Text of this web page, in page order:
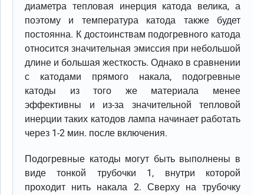
диаметра тепловая инерция катода велика, а
поэтому и температура катода также будет
постоянна. К достоинствам подогревного катода
относится значительная эмиссия при небольшой
длине и большая жесткость. Однако в сравнении
с катодами прямого накала, подогревные
катоды из того же материала менее
эффективны и из-за значительной тепловой
инерции таких катодов лампа начинает работать
через 1-2 мин. после включения.
Подогревные катоды могут быть выполнены в
виде тонкой трубочки 1, внутри которой
проходит нить накала 2. Сверху на трубочку